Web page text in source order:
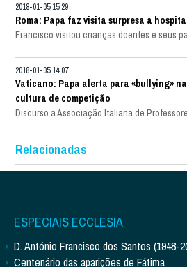
2018-01-05 15:29
Roma: Papa faz visita surpresa a
Francisco visitou crianças doentes e seus
2018-01-05 14:07
Vaticano: Papa alerta para «bullying»
cultura de competição
Discurso a Associação Italiana de
Relacionadas
ESPECIAIS ECCLESIA
D. António Francisco dos Santos (1948-
Centenário das aparições de Fátima